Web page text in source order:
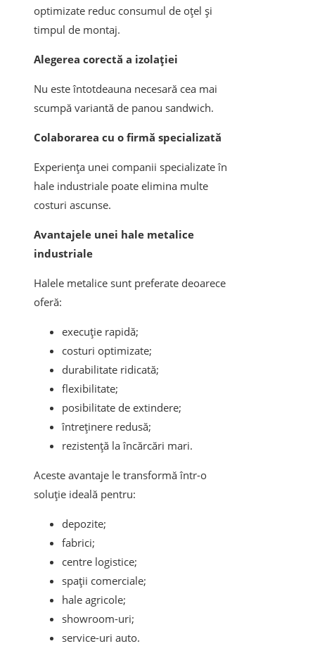
optimizate reduc consumul de oțel și
timpul de montaj.
Alegerea corectă a izolației
Nu este întotdeauna necesară cea mai
scumpă variantă de panou sandwich.
Colaborarea cu o firmă specializată
Experiența unei companii specializate în
hale industriale poate elimina multe
costuri ascunse.
Avantajele unei hale metalice
industriale
Halele metalice sunt preferate deoarece
oferă:
execuție rapidă;
costuri optimizate;
durabilitate ridicată;
flexibilitate;
posibilitate de extindere;
întreținere redusă;
rezistență la încărcări mari.
Aceste avantaje le transformă într-o
soluție ideală pentru:
depozite;
fabrici;
centre logistice;
spații comerciale;
hale agricole;
showroom-uri;
service-uri auto.